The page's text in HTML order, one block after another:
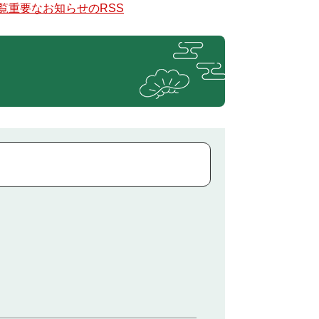
重要なお知らせのRSS